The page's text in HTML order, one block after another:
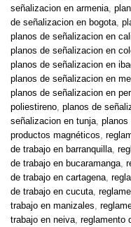
señalizacion en armenia
de señalizacion en bogota
planos de señalizacion en cali
planos de señalizacion en
planos de señalizacion en
planos de señalizacion en
planos de señalizacion en
poliestireno planos de
señalizacion en tunja planos
productos magnéticos
de trabajo en barranquilla
de trabajo en bucaramanga
de trabajo en cartagena
de trabajo en cucuta
trabajo en manizales
trabajo en neiva reglamento